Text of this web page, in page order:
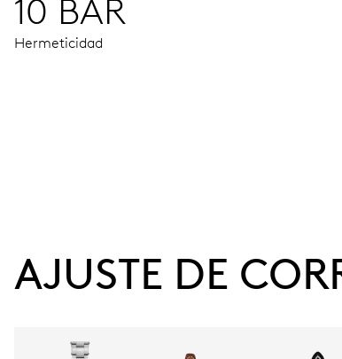
10 BAR
Hermeticidad
Reserva de marcha
733-1 (sin fecha)
AJUSTE DE